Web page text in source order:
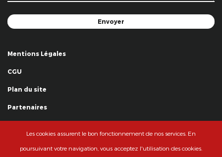
Mentions Légales
CGU
Plan du site
Partenaires
© La Grande Famille des Clowns - 2018
Les cookies assurent le bon fonctionnement de nos services. En
poursuivant votre navigation, vous acceptez l'utilisation des cookies.